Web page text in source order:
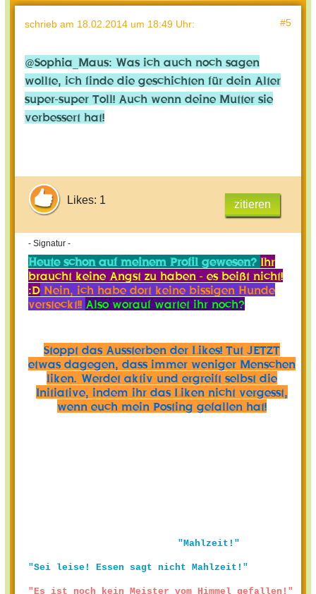
schrieb am 18.02.2014 um 18:49 Uhr: #5
@Sophia_Maus: Was ich auch noch sagen
wollte, ich finde die geschichten für dein Alter
super-super Toll! Auch wenn deine Mutter sie
verbessert hat!
Likes: 1 zitieren
- Signatur -
Heute schon auf meinem Profil gewesen? Ihr
braucht keine Angst zu haben - es beißt nicht!
:D Nein, ich habe dort keine bissigen Hunde
versteckt!! Also worauf wartet ihr noch?
Stoppt das Aussterben der Likes! Tut JETZT
etwas dagegen, dass immer weniger Menschen
liken. Werdet aktiv und ergreift selbst die
Initiative, indem ihr das Liken nicht vergesst,
wenn euch mein Posting gefallen hat!
"Mahlzeit!"
"Sei leise! Essen sagt nicht Mahlzeit!"
"Es ist noch kein Meister vom Himmel gefallen!"